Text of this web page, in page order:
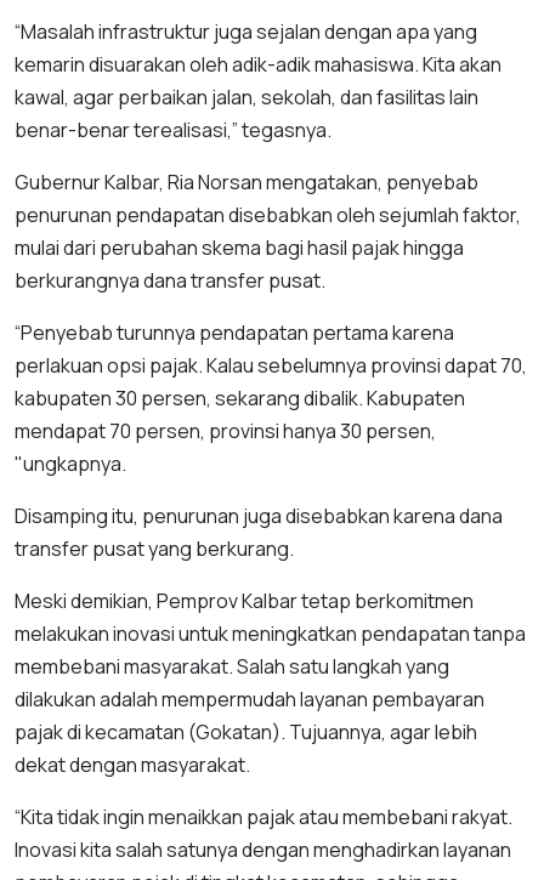
“Masalah infrastruktur juga sejalan dengan apa yang
kemarin disuarakan oleh adik-adik mahasiswa. Kita akan
kawal, agar perbaikan jalan, sekolah, dan fasilitas lain
benar-benar terealisasi,” tegasnya.
Gubernur Kalbar, Ria Norsan mengatakan, penyebab
penurunan pendapatan disebabkan oleh sejumlah faktor,
mulai dari perubahan skema bagi hasil pajak hingga
berkurangnya dana transfer pusat.
“Penyebab turunnya pendapatan pertama karena
perlakuan opsi pajak. Kalau sebelumnya provinsi dapat 70,
kabupaten 30 persen, sekarang dibalik. Kabupaten
mendapat 70 persen, provinsi hanya 30 persen,
"ungkapnya.
Disamping itu, penurunan juga disebabkan karena dana
transfer pusat yang berkurang.
Meski demikian, Pemprov Kalbar tetap berkomitmen
melakukan inovasi untuk meningkatkan pendapatan tanpa
membebani masyarakat. Salah satu langkah yang
dilakukan adalah mempermudah layanan pembayaran
pajak di kecamatan (Gokatan). Tujuannya, agar lebih
dekat dengan masyarakat.
“Kita tidak ingin menaikkan pajak atau membebani rakyat.
Inovasi kita salah satunya dengan menghadirkan layanan